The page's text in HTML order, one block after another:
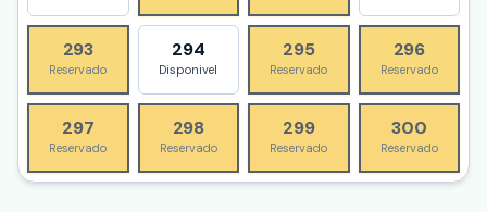
293
Reservado
294
Disponivel
295
Reservado
296
Reservado
297
Reservado
298
Reservado
299
Reservado
300
Reservado